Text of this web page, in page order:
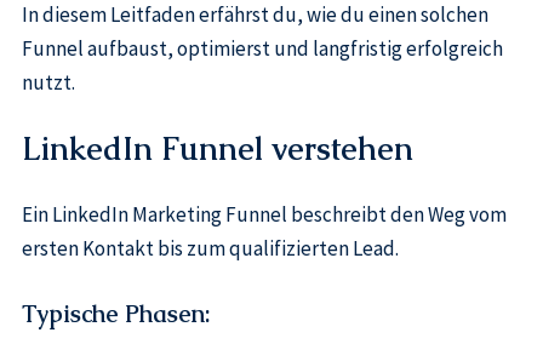
In diesem Leitfaden erfährst du, wie du einen solchen
Funnel aufbaust, optimierst und langfristig erfolgreich
nutzt.
LinkedIn Funnel verstehen
Ein LinkedIn Marketing Funnel beschreibt den Weg vom
ersten Kontakt bis zum qualifizierten Lead.
Typische Phasen: